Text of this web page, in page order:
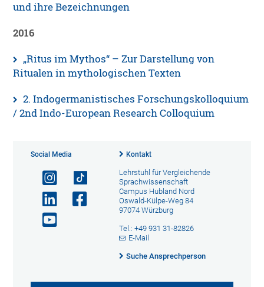
und ihre Bezeichnungen
2016
„Ritus im Mythos“ – Zur Darstellung von
Ritualen in mythologischen Texten
2. Indogermanistisches Forschungskolloquium
/ 2nd Indo-European Research Colloquium
Social Media Kontakt
Lehrstuhl für Vergleichende
Sprachwissenschaft
Campus Hubland Nord
Oswald-Külpe-Weg 84
97074 Würzburg
Tel.: +49 931 31-82826
E-Mail
Suche Ansprechperson